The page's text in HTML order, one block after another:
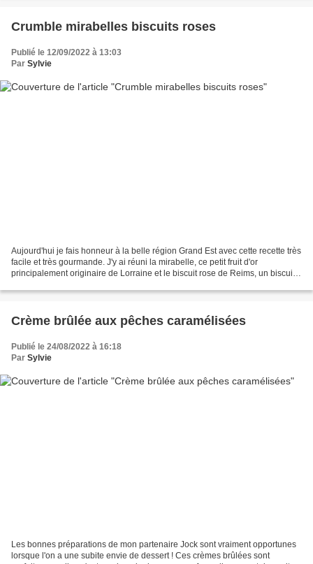
Crumble mirabelles biscuits roses
Publié le 12/09/2022 à 13:03
Par Sylvie
Aujourd'hui je fais honneur à la belle région Grand Est avec cette recette très
facile et très gourmande. J'y ai réuni la mirabelle, ce petit fruit d'or
principalement originaire de Lorraine et le biscuit rose de Reims, un biscuit
Crème brûlée aux pêches caramélisées
Publié le 24/08/2022 à 16:18
Par Sylvie
Les bonnes préparations de mon partenaire Jock sont vraiment opportunes
lorsque l'on a une subite envie de dessert ! Ces crèmes brûlées sont